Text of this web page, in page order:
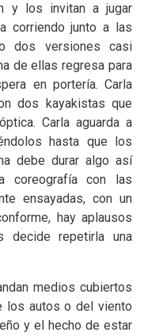
y los invitan a jugar
corriendo junto a las
dos versiones casi
de ellas regresa para
en portería. Carla
dos kayakistas que
Carla aguarda a
hasta que los
debe durar algo así
coreografía con las
ensayadas, con un
hay aplausos
decide repetirla una
medios cubiertos
los autos o del viento
y el hecho de estar